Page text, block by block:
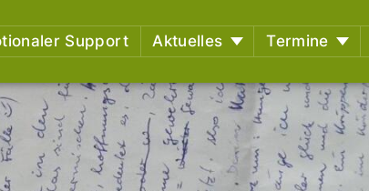
Support Aktuelles
Pressemitteilungen
Termine